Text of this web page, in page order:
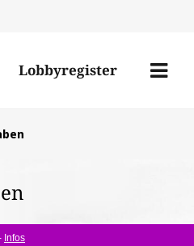
Lobbyregister
Menü
Infos